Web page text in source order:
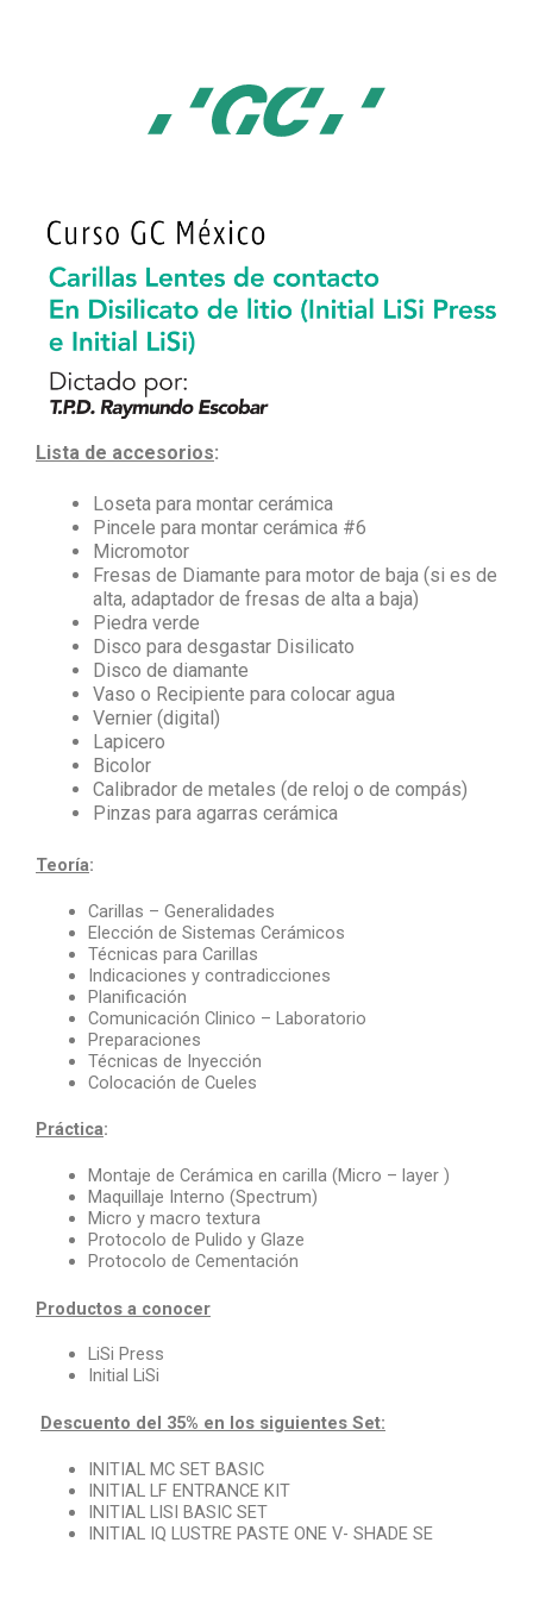
Lista de accesorios:
Loseta para montar cerámica
Pincele para montar cerámica #6
Micromotor
Fresas de Diamante para motor de baja (si es de
alta, adaptador de fresas de alta a baja)
Piedra verde
Disco para desgastar Disilicato
Disco de diamante
Vaso o Recipiente para colocar agua
Vernier (digital)
Lapicero
Bicolor
Calibrador de metales (de reloj o de compás)
Pinzas para agarras cerámica
Teoría:
Carillas – Generalidades
Elección de Sistemas Cerámicos
Técnicas para Carillas
Indicaciones y contradicciones
Planificación
Comunicación Clinico – Laboratorio
Preparaciones
Técnicas de Inyección
Colocación de Cueles
Práctica:
Montaje de Cerámica en carilla (Micro – layer )
Maquillaje Interno (Spectrum)
Micro y macro textura
Protocolo de Pulido y Glaze
Protocolo de Cementación
Productos a conocer
LiSi Press
Initial LiSi
Descuento del 35% en los siguientes Set:
INITIAL MC SET BASIC
INITIAL LF ENTRANCE KIT
INITIAL LISI BASIC SET
INITIAL IQ LUSTRE PASTE ONE V- SHADE SE